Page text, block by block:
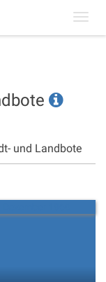
und Landbote